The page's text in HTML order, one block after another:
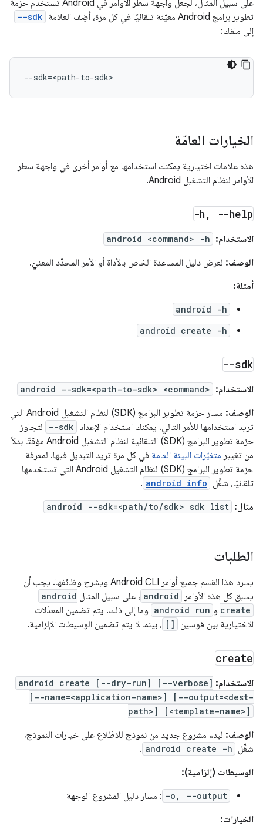
على سبيل المثال، لجعل واجهة سطر الأوامر في Android تستخدم حزمة
تطوير برامج Android معيّنة تلقائيًا في كل مرة، أضِف العلامة
--sdk
إلى ملفك:
--sdk=
الخيارات العامّة
هذه علامات اختيارية يمكنك استخدامها مع أوامر أخرى في واجهة سطر
الأوامر لنظام التشغيل Android.
-h , --help
الاستخدام: android <command> -h
الوصف: لعرض دليل المساعدة الخاص بالأداة أو الأمر المحدّد المعنيّ.
أمثلة:
android -h
android create -h
--sdk
الاستخدام: android --sdk=<path-to-sdk> <command>
الوصف:
مسار حزمة تطوير البرامج (SDK) لنظام التشغيل Android التي
تريد استخدامها للأمر التالي. يمكنك استخدام الإعداد --sdk
لتجاوز
حزمة تطوير البرامج (SDK) التلقائية لنظام التشغيل Android مؤقتًا بدلاً
من تغيير متغيّرات البيئة العامة في كل مرة تريد التبديل فيها. لمعرفة
حزمة تطوير البرامج (SDK) لنظام التشغيل Android التي تستخدمها
تلقائيًا، شغِّل android info
.
مثال: android --sdk=<path/to/sdk> sdk list
الطلبات
يسرد هذا القسم جميع أوامر Android CLI ويشرح وظائفها. يجب أن
يسبق كل هذه الأوامر
android ، على سبيل المثال android
create و android run وما إلى ذلك. يتم تضمين المعدّلات
الاختيارية بين قوسين
[] ، بينما لا يتم تضمين الوسيطات الإلزامية.
create
الاستخدام: android create [--dry-run] [--verbose]
[--name=<application-name>] [--output=<dest-
path>] [<template-name>]
الوصف: لبدء مشروع جديد من نموذج للاطّلاع على خيارات النموذج،
شغِّل android create -h
.
الوسيطات (إلزامية):
-o, --output : مسار دليل المشروع الوجهة
الخيارات: